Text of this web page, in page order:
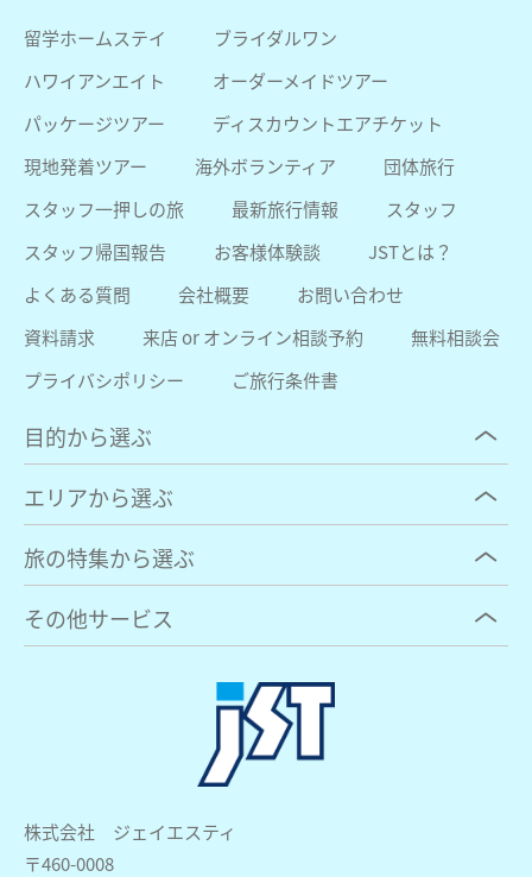
株式会社 ジェイエスティ
〒460-0008
留学ホームステイ
ブライダルワン
ハワイアンエイト
オーダーメイドツアー
パッケージツアー
ディスカウントエアチケット
現地発着ツアー
海外ボランティア
団体旅行
スタッフ一押しの旅
最新旅行情報
スタッフ
スタッフ帰国報告
お客様体験談
JSTとは？
よくある質問
会社概要
お問い合わせ
資料請求
来店 or オンライン相談予約
無料相談会
プライバシポリシー
ご旅行条件書
目的から選ぶ
エリアから選ぶ
旅の特集から選ぶ
その他サービス